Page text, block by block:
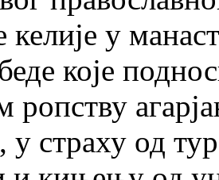
у
које
ропству
страху од